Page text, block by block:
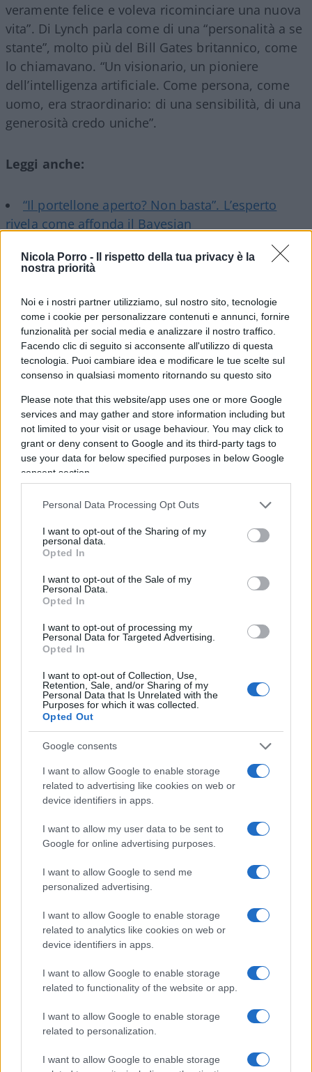
Nicola Porro -
Il rispetto della tua privacy è la
nostra priorità
Noi e i nostri partner utilizziamo, sul nostro sito, tecnologie
come i cookie per personalizzare contenuti e annunci, fornire
funzionalità per social media e analizzare il nostro traffico.
Facendo clic di seguito si acconsente all'utilizzo di questa
tecnologia. Puoi cambiare idea e modificare le tue scelte sul
consenso in qualsiasi momento ritornando su questo sito
Please note that this website/app uses one or more Google
services and may gather and store information including but
not limited to your visit or usage behaviour. You may click to
grant or deny consent to Google and its third-party tags to
use your data for below specified purposes in below Google
consent section.
Personal Data Processing Opt Outs
I want to opt-out of the Sharing of my
personal data.
Opted In
I want to opt-out of the Sale of my
Personal Data.
Opted In
I want to opt-out of processing my
Personal Data for Targeted Advertising.
Opted In
I want to opt-out of Collection, Use,
Retention, Sale, and/or Sharing of my
Personal Data that Is Unrelated with the
Purposes for which it was collected.
Opted Out
Google consents
I want to allow Google to enable storage
related to advertising like cookies on web or
device identifiers in apps.
I want to allow my user data to be sent to
Google for online advertising purposes.
I want to allow Google to send me
personalized advertising.
I want to allow Google to enable storage
related to analytics like cookies on web or
device identifiers in apps.
I want to allow Google to enable storage
related to functionality of the website or app.
I want to allow Google to enable storage
related to personalization.
I want to allow Google to enable storage
veramente felice e voleva ricominciare una nuova
vita”. Di Lynch parla come di una “personalità a se
stante”, molto più del Bill Gates britannico, come
lo chiamavano. “Un visionario, un pioniere
dell’intelligenza artificiale. Come persona, come
uomo, era straordinario: di una sensibilità, di una
generosità credo uniche”.
Leggi anche:
“Il portellone aperto? Non basta”. L’esperto
rivela come affonda il Bayesian
Bayesian: parla un marinaio
bomba sul Bayesian
Ma il racconto di Broli è importante anche per
capire cosa può essere successo sulla nave la
notte del 19 agosto. “Io ci sono stato diverse volte
su questa barca – spiega – Era fantastica, devo
dire, con delle cabine veramente lussuose. Non
ho mai conosciuto questo comandante: avevo
conosciuto quello precedente. Le
Praticamente si pilotano direttamente da una
centralina e tutto viene svolto in automatico”.
Anche per questo resta un mistero come questa
a picco. La tempesta c’è stata, certo. Non era stato
diramato un allarme burrasca. Ma una barca a
vela più piccola e in rada a poche centinaia di
metri è rimasta in piedi. Come ha fatto allora ad
Le teorie sono molte. Alcuni, tra cui
società che ha costruito il
l’esperto ingegnere navale
, ritengono che l’acqua
portellone di poppa. “Credo che lo troveranno
aperto”, ha detto uno dei legali dei marinai che
una nave simile non basta a farla affondare. Ne
servono almeno due. Era aperta anche la porta
stagna che porta alla sala macchine? È questo il
motivo del blackout che ha colpito il Bayesian?
Essendo tutto automatizzato, secondo Broli “un
portellone aperto non poteva sfuggire”. Inoltre “gli
oblò sono sigillati quindi è impossibile aprirli”. Ma
da qualche parte, tuttavia, la falla si è aperta.
Spetterà alla Procura di Termini Imerese stabilire
capitano James Cutfield) abbia commesso o meno
degli errori. “Deve essere successo qualcosa di
anomalo – insiste l’ex manager – al di là delle